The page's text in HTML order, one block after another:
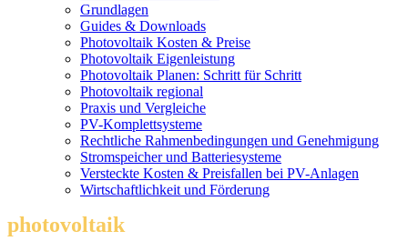
Grundlagen
Guides & Downloads
Photovoltaik Kosten & Preise
Photovoltaik Eigenleistung
Photovoltaik Planen: Schritt für Schritt
Photovoltaik regional
Praxis und Vergleiche
PV-Komplettsysteme
Rechtliche Rahmenbedingungen und Genehmigung
Stromspeicher und Batteriesysteme
Versteckte Kosten & Preisfallen bei PV-Anlagen
Wirtschaftlichkeit und Förderung
photovoltaik